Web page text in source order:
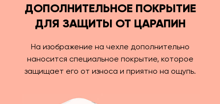
ДОПОЛНИТЕЛЬНОЕ ПОКРЫТИЕ
ДЛЯ ЗАЩИТЫ ОТ ЦАРАПИН
На изображение на чехле дополнительно
наносится специальное покрытие, которое
защищает его от износа и приятно на ощупь.